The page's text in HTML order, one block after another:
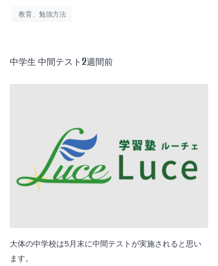
教育、勉強方法
中学生 中間テスト2週間前
大体の中学校は5月末に中間テストが実施されると思い
ます。